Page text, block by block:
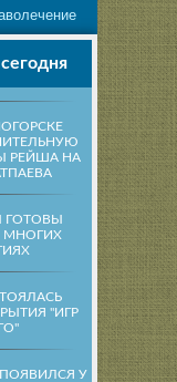
РЕЙША НА
ГОТОВЫ
МНОГИХ
"ИГР
У